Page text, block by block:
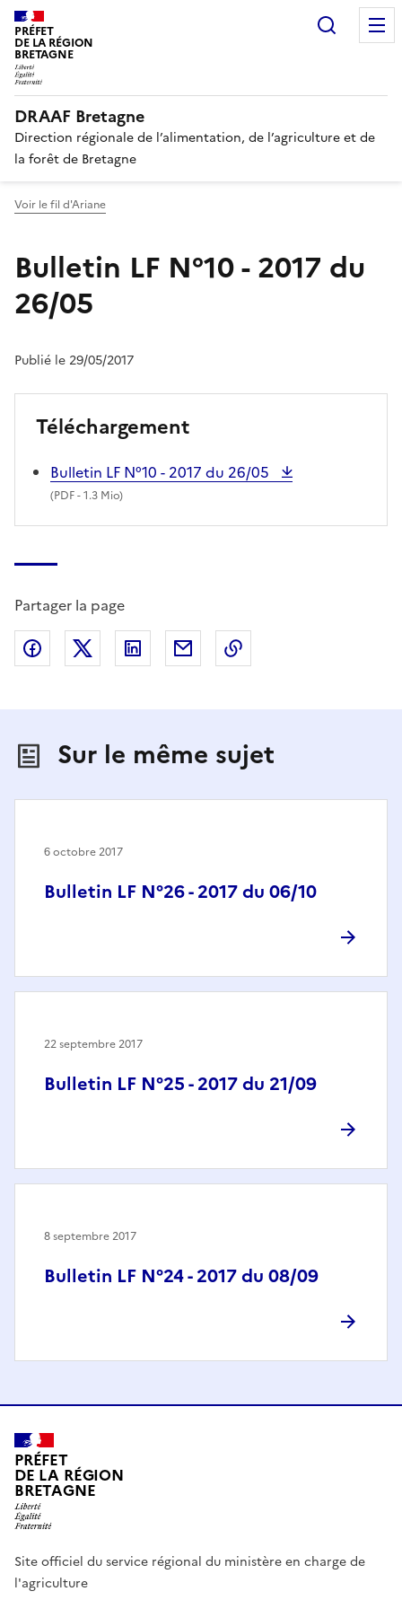
PRÉFET
DE LA RÉGION
BRETAGNE
DRAAF Bretagne
Direction régionale de l’alimentation, de l’agriculture et de
la forêt de Bretagne
Voir le fil d'Ariane
Bulletin LF N°10 - 2017 du
26/05
Publié le 29/05/2017
Téléchargement
Bulletin LF N°10 - 2017 du 26/05
(PDF- 1.3 Mio)
Partager la page
Partager sur Facebook
Partager sur X (anciennement Twitter)
Partager sur LinkedIn
Partager par email
Sur le même sujet
Bulletin LF N°26 - 2017 du 06/10
6 octobre 2017
Bulletin LF N°25 - 2017 du 21/09
22 septembre 2017
Bulletin LF N°24 - 2017 du 08/09
8 septembre 2017
PRÉFET
DE LA RÉGION
BRETAGNE
Site officiel du service régional du ministère en charge de
l'agriculture